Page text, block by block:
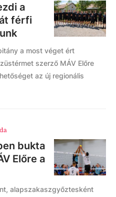
a
férfi
a most véget ért
szerző MÁV Előre
az új regionális
bukta
Előre a
alapszakaszgyőztesként